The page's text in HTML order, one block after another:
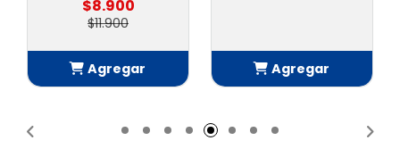
Agregar
Agregar